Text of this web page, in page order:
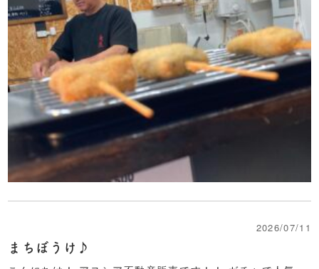
2026/07/11
まちぼうけ♪